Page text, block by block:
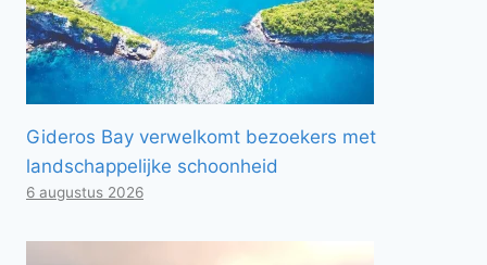
Gideros Bay verwelkomt bezoekers met
landschappelijke schoonheid
6 augustus 2026